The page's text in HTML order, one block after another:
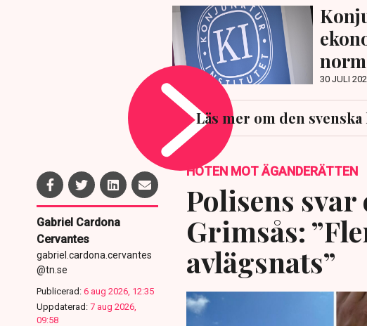
30 JULI
Läs mer om den
Gabriel Cardona
Cervantes
gabriel.cardona.cervantes
@tn.se
Publicerad: 6 aug 2026, 12:35
Uppdaterad: 7 aug 2026,
09:58
HOTEN MOT ÄGANDERÄTTEN
Polisens
Grimsås:
avlägsnats”